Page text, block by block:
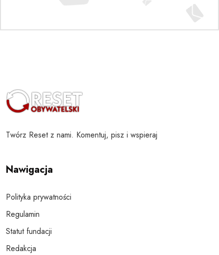
Twórz Reset z nami. Komentuj, pisz i wspieraj
Nawigacja
Polityka prywatności
Regulamin
Statut fundacji
Redakcja